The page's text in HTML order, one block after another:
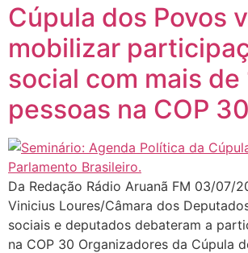
Cúpula dos Povos
mobilizar
social com mais de
pessoas na COP 30
Da Redação Rádio Aruanã FM 03/07/
Vinicius Loures/Câmara dos
sociais e deputados debateram a
na COP 30 Organizadores da Cúpula